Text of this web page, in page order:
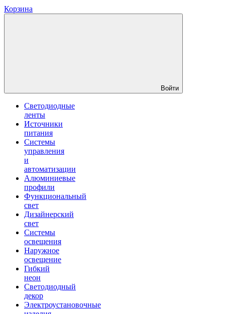
Корзина
Войти
Светодиодные
ленты
Источники
питания
Системы
управления
и
автоматизации
Алюминиевые
профили
Функциональный
свет
Дизайнерский
свет
Системы
освещения
Наружное
освещение
Гибкий
неон
Светодиодный
декор
Электроустановочные